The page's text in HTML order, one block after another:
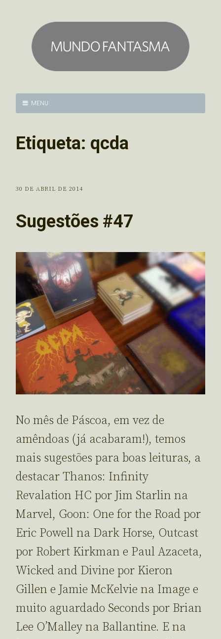
MENU
Etiqueta: qcda
30 DE ABRIL DE 2014
Sugestões #47
No mês de Páscoa, em vez de
amêndoas (já acabaram!), temos
mais sugestões para boas leituras, a
destacar Thanos: Infinity
Revalation HC por Jim Starlin na
Marvel, Goon: One for the Road por
Eric Powell na Dark Horse, Outcast
por Robert Kirkman e Paul Azaceta,
Wicked and Divine por Kieron
Gillen e Jamie McKelvie na Image e
muito aguardado Seconds por Brian
Lee O’Malley na Ballantine. E na